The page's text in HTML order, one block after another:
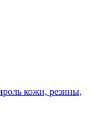
кожи, резины,